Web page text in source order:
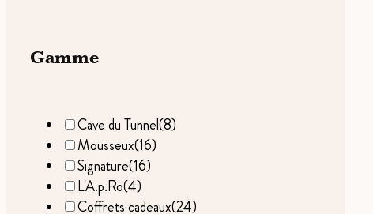
Gamme
Cave du Tunnel(8)
Mousseux(16)
Signature(16)
L'A.p.Ro(4)
Coffrets cadeaux(24)